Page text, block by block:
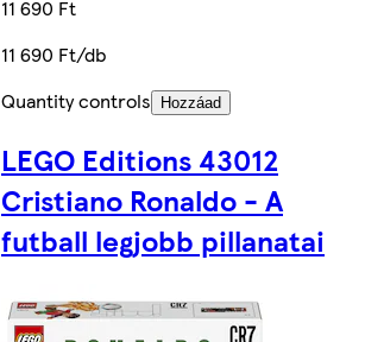
11 690 Ft
11 690 Ft/db
Quantity controls
Hozzáad
LEGO Editions 43012
Cristiano Ronaldo - A
futball legjobb pillanatai